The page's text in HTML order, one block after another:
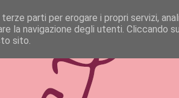
parti per erogare i propri servizi,
la navigazione degli utenti. Cliccando
sito.